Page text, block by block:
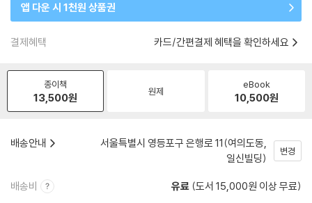
앱 다운 시 1천원 상품권
결제혜택 카드/간편결제 혜택을 확인하세요
종이책
13,500원 원제
eBook
10,500원
배송안내
서울특별시 영등포구 은행로 11(여의도동,
일신빌딩)
변경
배송비 유료 (도서 15,000원 이상 무료)